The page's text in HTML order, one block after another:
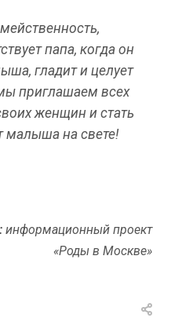
папа, когда он
гладит и целует
приглашаем всех
женщин и стать
малыша на свете!
информационный проект
«Роды в Москве»